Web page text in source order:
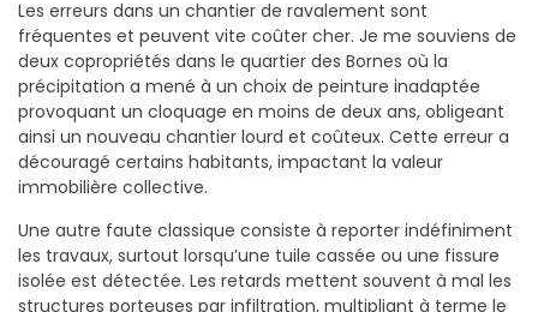
Les erreurs dans un chantier de ravalement sont
fréquentes et peuvent vite coûter cher. Je me souviens de
deux copropriétés dans le quartier des Bornes où la
précipitation a mené à un choix de peinture inadaptée
provoquant un cloquage en moins de deux ans, obligeant
ainsi un nouveau chantier lourd et coûteux. Cette erreur a
découragé certains habitants, impactant la valeur
immobilière collective.
Une autre faute classique consiste à reporter indéfiniment
les travaux, surtout lorsqu’une tuile cassée ou une fissure
isolée est détectée. Les retards mettent souvent à mal les
structures porteuses par infiltration, multipliant à terme le